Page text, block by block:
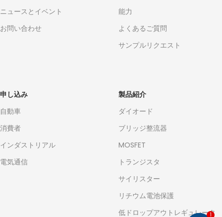
ニュースとイベント
お問い合わせ
能力
よくあるご質問
サンプルリクエスト
申し込み
自動車
消費者
インダストリアル
電気通信
製品紹介
ダイオード
ブリッジ整流器
MOSFET
トランジスタ
サイリスター
リチウム電池保護
低ドロップアウトレギュレータ
1